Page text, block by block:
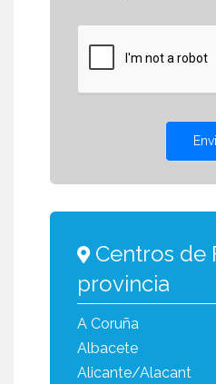
Centros de
provincia
A Coruña
Albacete
Alicante/Alacant